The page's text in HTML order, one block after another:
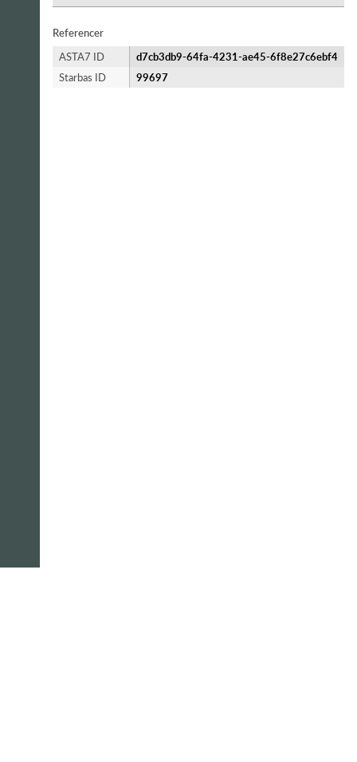
Referencer
ASTA7 ID
d7cb3db9-64fa-4231-ae45-6f8e27c6ebf4
Starbas ID
99697